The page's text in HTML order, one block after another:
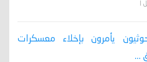
يأمرون بإخلاء معسكرات
...